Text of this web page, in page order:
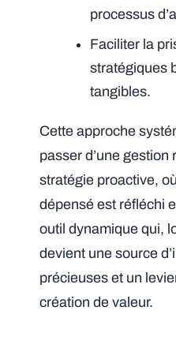
processus
Faciliter la
stratégiques
tangibles.
Cette approche
passer d’une gestion
stratégie proactive,
dépensé est réfléchi
outil dynamique qui,
devient une source
précieuses et un
création de valeur.